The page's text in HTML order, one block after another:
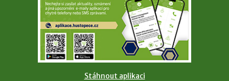
Stáhnout aplikaci